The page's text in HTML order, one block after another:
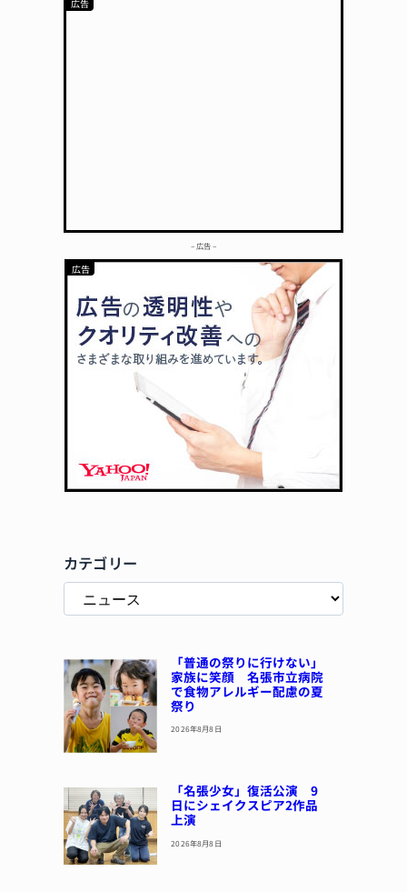
– 広告 –
カテゴリー
「普通の祭りに行けない」
家族に笑顔 名張市立病院
で食物アレルギー配慮の夏
祭り
2026年8月8日
「名張少女」復活公演 9
日にシェイクスピア2作品
上演
2026年8月8日